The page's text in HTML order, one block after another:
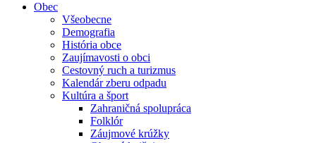
Obec
Všeobecne
Demografia
História obce
Zaujímavosti o obci
Cestovný ruch a turizmus
Kalendár zberu odpadu
Kultúra a šport
Zahraničná spolupráca
Folklór
Záujmové krúžky